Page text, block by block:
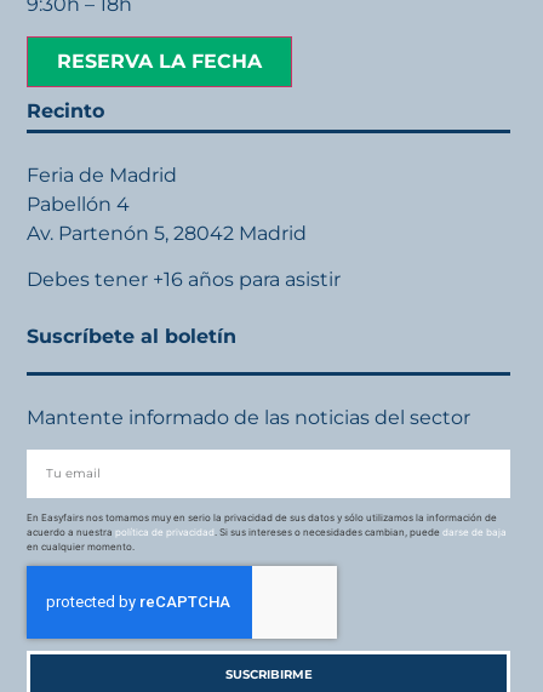
RESERVA LA FECHA
Recinto
Feria de Madrid
Pabellón 4
Av. Partenón 5, 28042 Madrid
Debes tener +16 años para asistir
Suscríbete al boletín
Mantente informado de las noticias del sector
En Easyfairs nos tomamos muy en serio la privacidad de sus datos y sólo utilizamos la información de
acuerdo a nuestrapolítica de privacidad . Si sus intereses o necesidades cambian, puededarse de baja
en cualquier momento.
SUSCRIBIRME